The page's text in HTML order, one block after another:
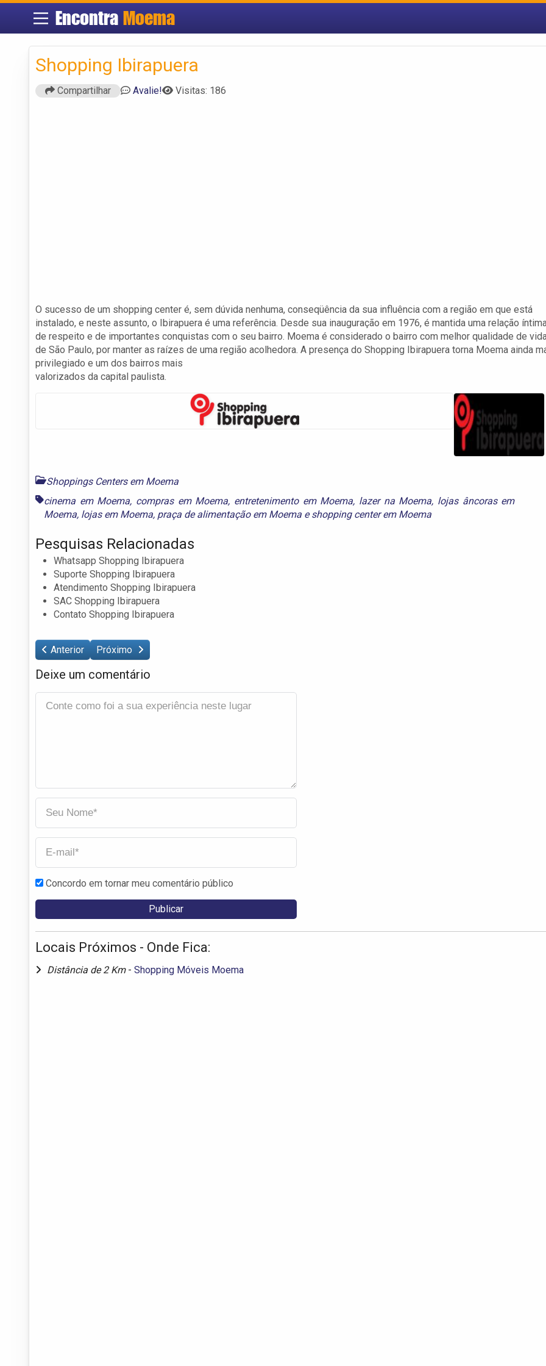
Encontra Moema
Shopping Ibirapuera
Compartilhar Avalie! Visitas: 186
O sucesso de um shopping center é, sem dúvida nenhuma, conseqüência da sua influência com a região em que está
instalado, e neste assunto, o Ibirapuera é uma referência. Desde sua inauguração em 1976, é mantida uma relação
de respeito e de importantes conquistas com o seu bairro. Moema é considerado o bairro com melhor qualidade de
de São Paulo, por manter as raízes de uma região acolhedora. A presença do Shopping Ibirapuera torna Moema ainda
privilegiado e um dos bairros mais
valorizados da capital paulista.
Shoppings Centers em Moema
cinema em Moema, compras em Moema, entretenimento em Moema, lazer na Moema, lojas âncoras em
Moema, lojas em Moema, praça de alimentação em Moema eshopping center em Moema
Pesquisas Relacionadas
Whatsapp Shopping Ibirapuera
Suporte Shopping Ibirapuera
Atendimento Shopping Ibirapuera
SAC Shopping Ibirapuera
Contato Shopping Ibirapuera
Anterior Próximo
Deixe um comentário
Concordo em tornar meu comentário público
Locais Próximos - Onde Fica:
Distância de 2 Km - Shopping Móveis Moema